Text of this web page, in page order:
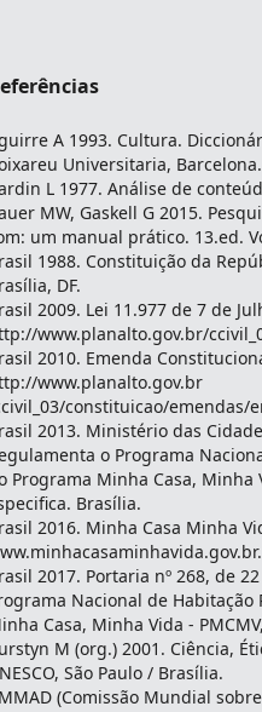
A 1993. Cultura.
Universitaria, Barcelona.
L 1977. Análise de
MW, Gaskell G 2015.
um manual prático. 13.ed.
1988. Constituição da
DF.
2009. Lei 11.977 de 7 de
www.planalto.gov.br/
2010. Emenda
www.planalto.gov.br
constituicao/emendas/
2013. Ministério das
o Programa
Programa Minha Casa, Minha
Brasília.
2016. Minha Casa Minha
2017. Portaria nº 268, de
Nacional de
Casa, Minha Vida -
M (org.) 2001. Ciência,
São Paulo / Brasília.
(Comissão Mundial